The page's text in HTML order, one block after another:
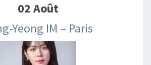
02 Août
Yeong IM – Paris